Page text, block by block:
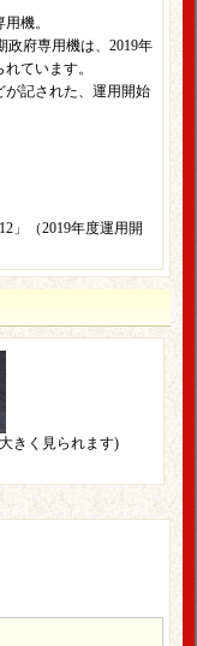
機。
政府専用機は、2019年
ています。
が記された、運用開始
」（2019年度運用開
きく見られます)